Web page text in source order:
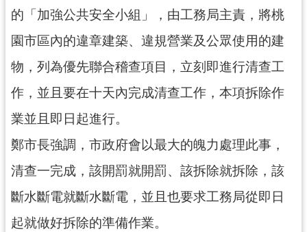
常
見
答
桃
園
政
府
入
口
網
的「加強公共安全小組」，由工務局主責，將桃
園市區內的違章建築、違規營業及公眾使用的建
物，列為優先聯合稽查項目，立刻即進行清查工
作，並且要在十天內完成清查工作，本項拆除作
業並且即日起進行。
鄭市長強調，市政府會以最大的魄力處理此事，
清查一完成，該開罰就開罰、該拆除就拆除，該
斷水斷電就斷水斷電，並且也要求工務局從即日
起就做好拆除的準備作業。